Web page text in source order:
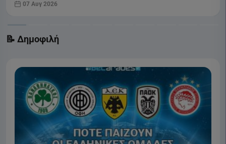
07 Αυγ 2026
📝 Δημοφιλή